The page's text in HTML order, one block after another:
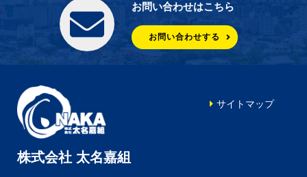
お問い合わせはこちら
お問い合わせする
株式会社 太名嘉組
サイトマップ